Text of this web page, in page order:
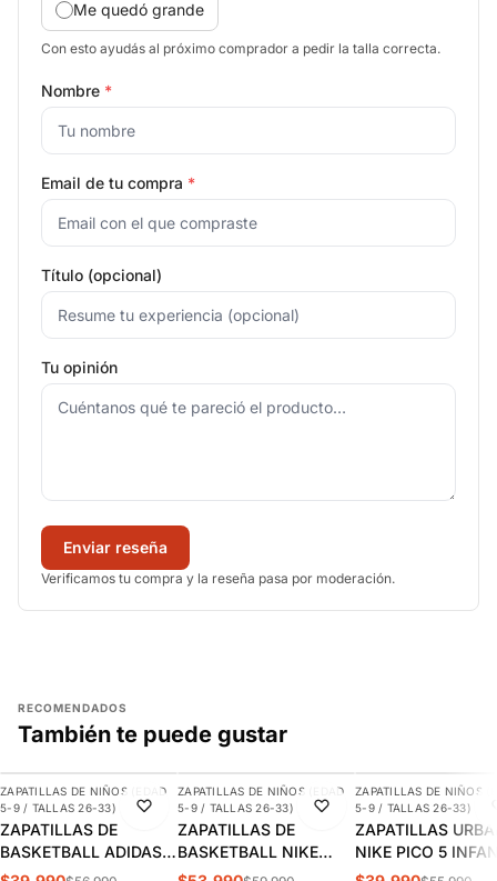
Me quedó grande
Con esto ayudás al próximo comprador a pedir la talla correcta.
Nombre *
Email de tu compra *
Título (opcional)
Tu opinión
Enviar reseña
Verificamos tu compra y la reseña pasa por moderación.
RECOMENDADOS
También te puede gustar
-30%
AGREGAR
ZAPATILLAS DE NIÑOS (EDAD
5-9 / TALLAS 26-33)
ZAPATILLAS DE
BASKETBALL ADIDAS
CROSS EM UP 5K
-10%
AGREGAR
ZAPATILLAS DE NIÑOS (EDAD
5-9 / TALLAS 26-33)
ZAPATILLAS DE
BASKETBALL NIKE
TEAM HUSTLE D 12 PS
-29%
ZAPATILLAS DE NIÑOS
5-9 / TALLAS 26-33)
ZAPATILLAS
NIKE PICO 5
AR4161-100